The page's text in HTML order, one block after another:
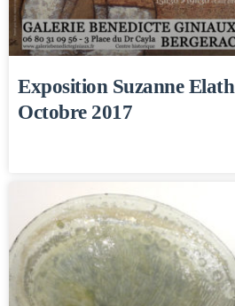
Exposition Suzanne Elath
Octobre 2017